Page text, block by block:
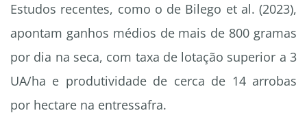
Estudos recentes, como o de Bilego et al. (2023),
apontam ganhos médios de mais de 800 gramas
por dia na seca, com taxa de lotação superior a 3
UA/ha e produtividade de cerca de 14 arrobas
por hectare na entressafra.